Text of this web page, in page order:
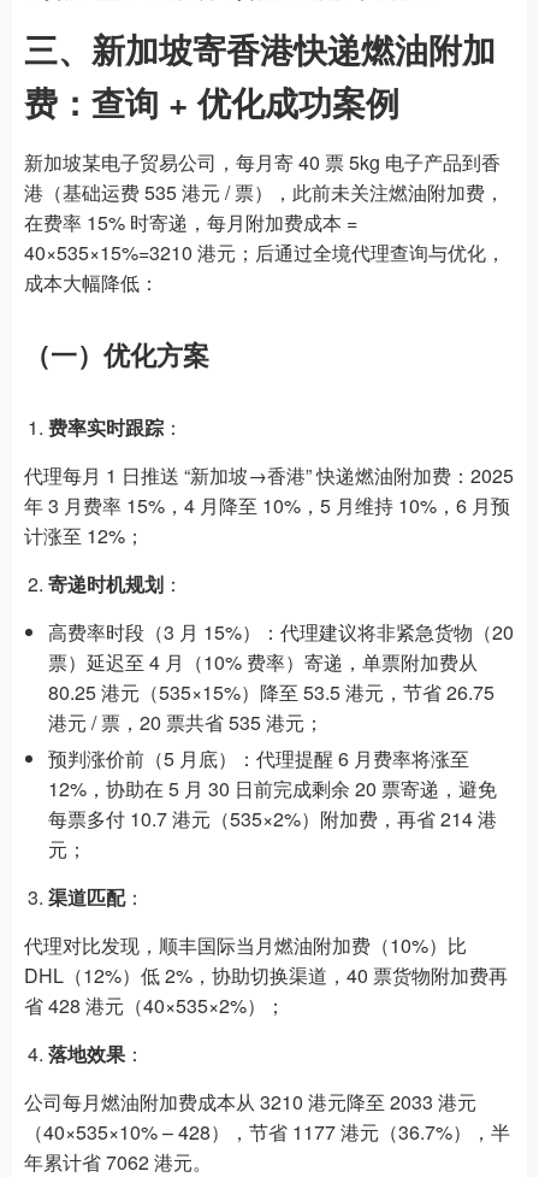
三、新加坡寄香港快递燃油附加
费：查询 + 优化成功案例
新加坡某电子贸易公司，每月寄 40 票 5kg 电子产品到香
港（基础运费 535 港元 / 票），此前未关注燃油附加费，
在费率 15% 时寄递，每月附加费成本 =
40×535×15%=3210 港元；后通过全境代理查询与优化，
成本大幅降低：
（一）优化方案
费率实时跟踪 ：
代理每月 1 日推送 “新加坡→香港” 快递燃油附加费：2025
年 3 月费率 15%，4 月降至 10%，5 月维持 10%，6 月预
计涨至 12%；
寄递时机规划 ：
高费率时段（3 月 15%）：代理建议将非紧急货物（20
票）延迟至 4 月（10% 费率）寄递，单票附加费从
80.25 港元（535×15%）降至 53.5 港元，节省 26.75
港元 / 票，20 票共省 535 港元；
预判涨价前（5 月底）：代理提醒 6 月费率将涨至
12%，协助在 5 月 30 日前完成剩余 20 票寄递，避免
每票多付 10.7 港元（535×2%）附加费，再省 214 港
元；
渠道匹配：
代理对比发现，顺丰国际当月燃油附加费（10%）比
DHL（12%）低 2%，协助切换渠道，40 票货物附加费再
省 428 港元（40×535×2%）；
落地效果 ：
公司每月燃油附加费成本从 3210 港元降至 2033 港元
（40×535×10% – 428），节省 1177 港元（36.7%），半
年累计省 7062 港元。